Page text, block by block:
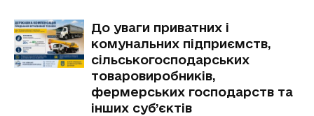
До уваги приватних і
комунальних підприємств,
сільськогосподарських
товаровиробників,
фермерських господарств та
інших суб’єктів